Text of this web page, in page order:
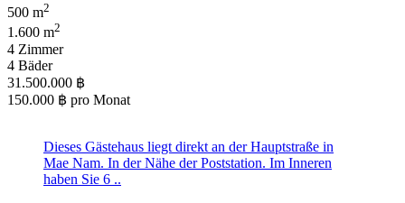
500 m2
1.600 m2
4 Zimmer
4 Bäder
31.500.000 ฿
150.000 ฿ pro Monat
Dieses Gästehaus liegt direkt an der Hauptstraße in
Mae Nam. In der Nähe der Poststation. Im Inneren
haben Sie 6 ..